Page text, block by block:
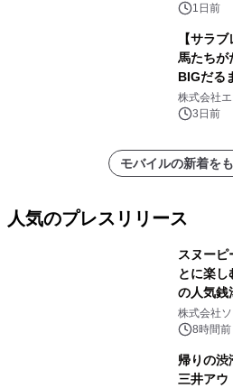
1日前
【サラ
馬たちが
BIGだる
注販売開
株式会社
3日前
モバイルの新着を
人気のプレスリリース
スヌー
とに楽
の人気銭
ラボレ
ボグッズ
株式会社
8時間前
帰りの渋
三井アウ